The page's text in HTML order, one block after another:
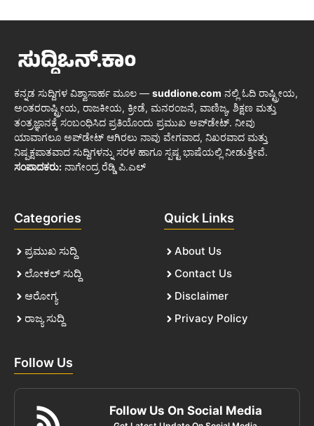
ಕನ್ನಡ ಸುದ್ದಿಗಳ ವಿಶ್ವಾಸಾರ್ಹ ಮೂಲ — suddione.com ನಲ್ಲಿ ಓದಿ ರಾಷ್ಟ್ರೀಯ,
ಅಂತರರಾಷ್ಟ್ರೀಯ, ರಾಜಕೀಯ, ಕ್ರೀಡೆ, ಮನರಂಜನೆ, ವಾಣಿಜ್ಯ, ಶಿಕ್ಷಣ ಮತ್ತು
ತಂತ್ರಜ್ಞಾನಕ್ಕೆ ಸಂಬಂಧಿಸಿದ ಪ್ರತಿಯೊಂದು ಪ್ರಮುಖ ಅಪ್‌ಡೇಟ್. ನೀವು
ಯಾವಾಗಲೂ ಅಪ್‌ಡೇಟ್ ಆಗಿರಲು ನಾವು ವೇಗವಾದ, ನಿಖರವಾದ ಮತ್ತು
ನಿಷ್ಪಕ್ಷಪಾತವಾದ ಸುದ್ದಿಗಳನ್ನು ಸರಳ ಹಾಗೂ ಸ್ಪಷ್ಟ ಭಾಷೆಯಲ್ಲಿ ನೀಡುತ್ತೇವೆ.
ಸಂಪಾದಕರು: ನಾಗೇಂದ್ರ ರೆಡ್ಡಿ ಪಿ.ಎಲ್
Categories
ಪ್ರಮುಖ ಸುದ್ದಿ
ಲೋಕಲ್ ಸುದ್ದಿ
ಆರೋಗ್ಯ
ರಾಜ್ಯ ಸುದ್ದಿ
Quick Links
About Us
Contact Us
Disclaimer
Privacy Policy
Follow Us
Follow Us On Social Media